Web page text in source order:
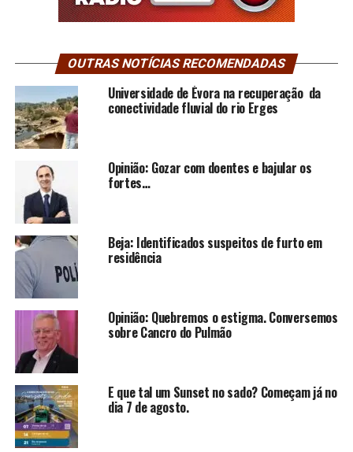
OUTRAS NOTÍCIAS RECOMENDADAS
Universidade de Évora na recuperação da
conectividade fluvial do rio Erges
Opinião: Gozar com doentes e bajular os
fortes…
Beja: Identificados suspeitos de furto em
residência
Opinião: Quebremos o estigma. Conversemos
sobre Cancro do Pulmão
E que tal um Sunset no sado? Começam já no
dia 7 de agosto.